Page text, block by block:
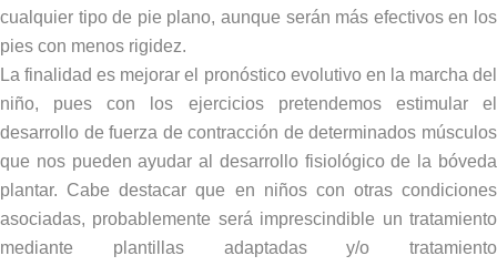
cualquier tipo de pie plano, aunque serán más efectivos en los
pies con menos rigidez.
La finalidad es mejorar el pronóstico evolutivo en la marcha del
niño, pues con los ejercicios pretendemos estimular el
desarrollo de fuerza de contracción de determinados músculos
que nos pueden ayudar al desarrollo fisiológico de la bóveda
plantar. Cabe destacar que en niños con otras condiciones
asociadas, probablemente será imprescindible un tratamiento
mediante plantillas adaptadas y/o tratamiento